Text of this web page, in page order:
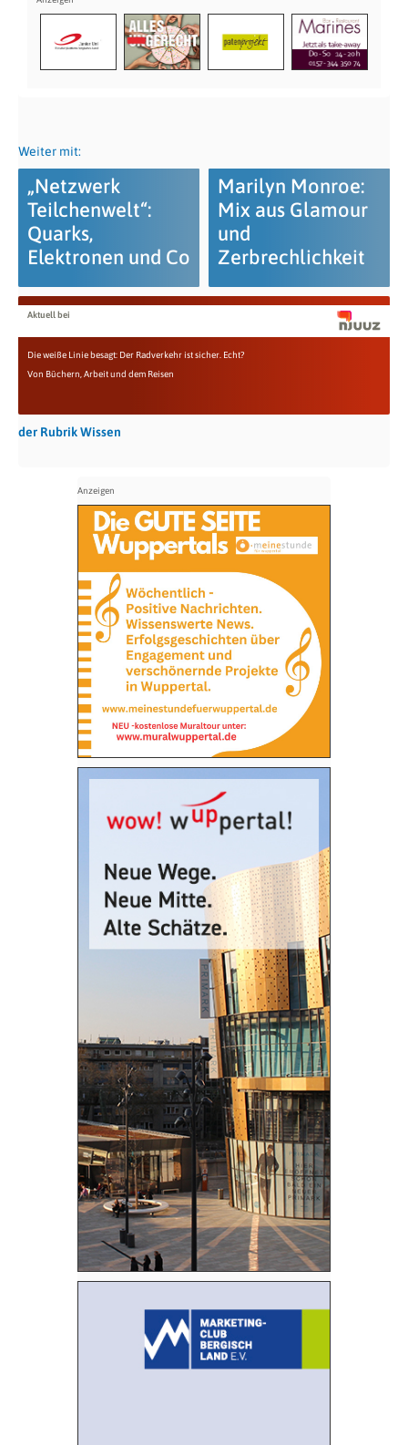
Weiter mit:
„Netzwerk
Teilchenwelt“:
Quarks,
Elektronen und Co
Marilyn Monroe:
Mix aus Glamour
und
Zerbrechlichkeit
Aktuell bei
Die weiße Linie besagt: Der Radverkehr ist sicher. Echt?
Von Büchern, Arbeit und dem Reisen
der Rubrik Wissen